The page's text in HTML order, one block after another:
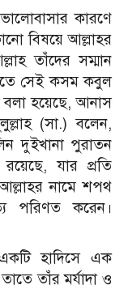
কারণে
বিষয়ে আল্লাহর
তাঁদের সম্মান
দিতে সেই কসম কবুল
বলা হয়েছে, আনাস
(সা.) বলেন,
দুইখানা পুরাতন
যার প্রতি
নামে শপথ
পরিণত করেন।
হাদিসে এক
তাঁর মর্যাদা ও